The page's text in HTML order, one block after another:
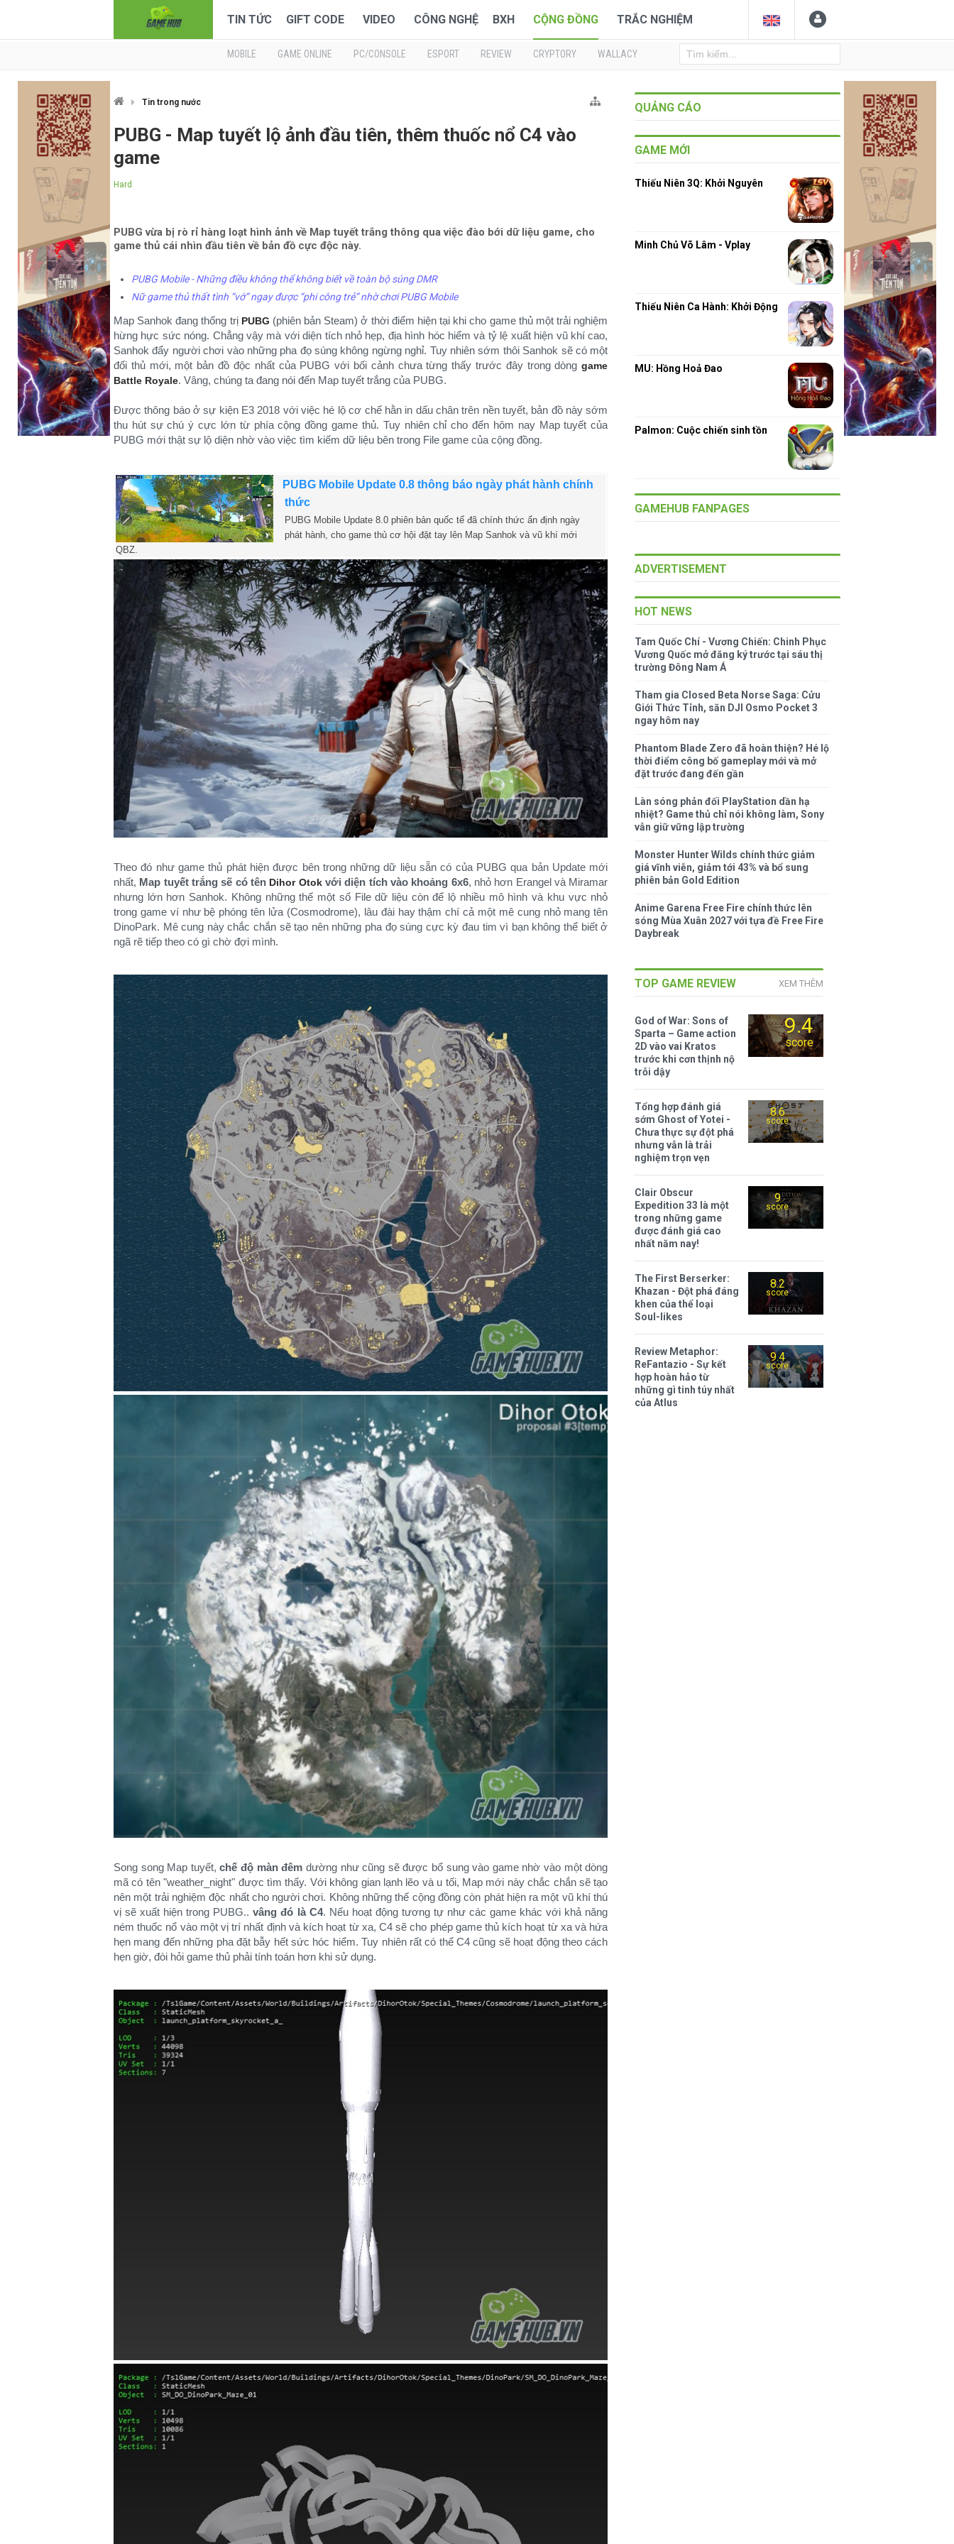
TIN TỨC GIFT CODE VIDEO CÔNG NGHỆ BXH CỘNG ĐỒNG TRẮC NGHIỆM
MOBILE GAME ONLINE PC/CONSOLE ESPORT REVIEW CRYPTORY WALLACY
Tin trong nước
PUBG - Map tuyết lộ ảnh đầu tiên, thêm thuốc nổ C4 vào
game
Hard
PUBG vừa bị rò rỉ hàng loạt hình ảnh về Map tuyết trắng thông qua việc đào bới dữ liệu game, cho
game thủ cái nhìn đầu tiên về bản đồ cực độc này.
PUBG Mobile - Những điều không thể không biết về toàn bộ súng DMR
Nữ game thủ thất tình “vớ” ngay được “phi công trẻ” nhờ chơi PUBG Mobile
Map Sanhok đang thống trị PUBG (phiên bản Steam) ở thời điểm hiện tại khi cho game thủ một trải nghiệm
hừng hực sức nóng. Chẳng vậy mà với diện tích nhỏ hẹp, địa hình hóc hiểm và tỷ lệ xuất hiện vũ khí cao,
Sanhok đẩy người chơi vào những pha đọ súng không ngừng nghỉ. Tuy nhiên sớm thôi Sanhok sẽ có một
đối thủ mới, một bản đồ độc nhất của PUBG với bối cảnh chưa từng thấy trước đây trong dònggame
Battle Royale. Vâng, chúng ta đang nói đến Map tuyết trắng của PUBG.
Được thông báo ở sự kiện E3 2018 với việc hé lộ cơ chế hằn in dấu chân trên nền tuyết, bản đồ này sớm
thu hút sự chú ý cực lớn từ phía cộng đồng game thủ. Tuy nhiên chỉ cho đến hôm nay Map tuyết của
PUBG mới thật sự lộ diện nhờ vào việc tìm kiếm dữ liệu bên trong File game của cộng đồng.
PUBG Mobile Update 0.8 thông báo ngày phát hành chính
thức
PUBG Mobile Update 8.0 phiên bản quốc tế đã chính thức ấn định ngày
phát hành, cho game thủ cơ hội đặt tay lên Map Sanhok và vũ khí mới
QBZ.
Theo đó như game thủ phát hiện được bên trong những dữ liệu sẵn có của PUBG qua bản Update mới
nhất, Map tuyết trắng sẽ có tên Dihor Otokvới diện tích vào khoảng 6x6, nhỏ hơn Erangel và Miramar
nhưng lớn hơn Sanhok. Không những thế một số File dữ liệu còn để lộ nhiều mô hình và khu vực nhỏ
trong game ví như bệ phóng tên lửa (Cosmodrome), lâu đài hay thậm chí cả một mê cung nhỏ mang tên
DinoPark. Mê cung này chắc chắn sẽ tạo nên những pha đọ súng cực kỳ đau tim vì bạn không thể biết ở
ngã rẽ tiếp theo có gì chờ đợi mình.
Song song Map tuyết,chế độ màn đêm dường như cũng sẽ được bổ sung vào game nhờ vào một dòng
mã có tên "weather_night" được tìm thấy. Với không gian lạnh lẽo và u tối, Map mới này chắc chắn sẽ tạo
nên một trải nghiệm độc nhất cho người chơi. Không những thế cộng đồng còn phát hiện ra một vũ khí thú
vị sẽ xuất hiện trong PUBG..vâng đó là C4. Nếu hoạt động tương tự như các game khác với khả năng
ném thuốc nổ vào một vị trí nhất định và kích hoạt từ xa, C4 sẽ cho phép game thủ kích hoạt từ xa và hứa
hẹn mang đến những pha đặt bẫy hết sức hóc hiểm. Tuy nhiên rất có thể C4 cũng sẽ hoạt động theo cách
hẹn giờ, đòi hỏi game thủ phải tính toán hơn khi sử dụng.
QUẢNG CÁO
GAME MỚI
Thiếu Niên 3Q: Khởi Nguyên
Minh Chủ Võ Lâm - Vplay
Thiếu Niên Ca Hành: Khởi Động
MU: Hồng Hoả Đao
Palmon: Cuộc chiến sinh tồn
GAMEHUB FANPAGES
ADVERTISEMENT
HOT NEWS
Tam Quốc Chí - Vương Chiến: Chinh Phục
Vương Quốc mở đăng ký trước tại sáu thị
trường Đông Nam Á
Tham gia Closed Beta Norse Saga: Cửu
Giới Thức Tỉnh, săn DJI Osmo Pocket 3
ngay hôm nay
Phantom Blade Zero đã hoàn thiện? Hé lộ
thời điểm công bố gameplay mới và mở
đặt trước đang đến gần
Làn sóng phản đối PlayStation dần hạ
nhiệt? Game thủ chỉ nói không làm, Sony
vẫn giữ vững lập trường
Monster Hunter Wilds chính thức giảm
giá vĩnh viễn, giảm tới 43% và bổ sung
phiên bản Gold Edition
Anime Garena Free Fire chính thức lên
sóng Mùa Xuân 2027 với tựa đề Free Fire
Daybreak
TOP GAME REVIEW XEM THÊM
9.4
score
God of War: Sons of
Sparta – Game action
2D vào vai Kratos
trước khi cơn thịnh nộ
trỗi dậy
8.6
score
Tổng hợp đánh giá
sớm Ghost of Yotei -
Chưa thực sự đột phá
nhưng vẫn là trải
nghiệm trọn vẹn
9
score
Clair Obscur
Expedition 33 là một
trong những game
được đánh giá cao
nhất năm nay!
8.2
score
The First Berserker:
Khazan - Đột phá đáng
khen của thể loại
Soul-likes
9.4
score
Review Metaphor:
ReFantazio - Sự kết
hợp hoàn hảo từ
những gì tinh túy nhất
của Atlus